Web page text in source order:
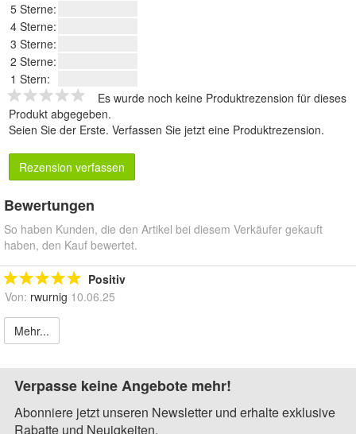
5 Sterne:
4 Sterne:
3 Sterne:
2 Sterne:
1 Stern:
Es wurde noch keine Produktrezension für dieses
Produkt abgegeben.
Seien Sie der Erste. Verfassen Sie jetzt eine Produktrezension.
Rezension verfassen
Bewertungen
So haben Kunden, die den Artikel bei diesem Verkäufer gekauft
haben, den Kauf bewertet.
Positiv
Von: rwurnig 10.06.25
Mehr...
Verpasse keine Angebote mehr!
Abonniere jetzt unseren Newsletter und erhalte exklusive
Rabatte und Neuigkeiten.